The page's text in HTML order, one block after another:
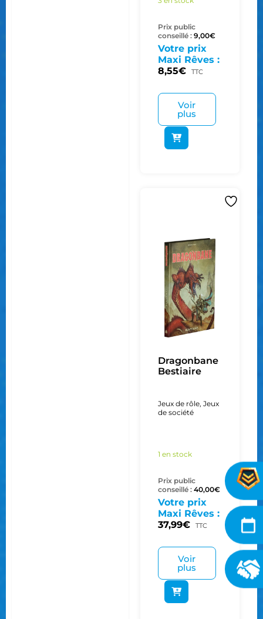
Prix public
conseillé : 9,00€
Votre prix
Maxi Rêves :
8,55€ TTC
Voir
plus
Dragonbane
Bestiaire
Jeux de rôle, Jeux
de société
1 en stock
Prix public
conseillé : 40,00€
Votre prix
Maxi Rêves :
37,99€ TTC
Voir
plus